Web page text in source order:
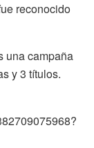
reconocido
una campaña
y 3 títulos.